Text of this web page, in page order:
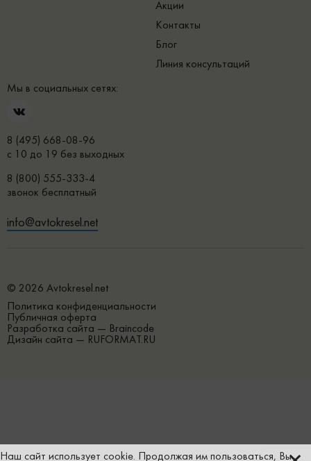
Акции
Контакты
Блог
Линия консультаций
Мы в социальных сетях:
8 (495) 668-08-96
с 10 до 19 без выходных
8 (800) 555-333-4
звонок бесплатный
info@avtokresel.net
© 2026 Avtokresel.net
Политика конфиденциальности
Публичная оферта
Разработка сайта — Braincode
Дизайн сайта — RUFORMAT.RU
Наш сайт использует cookie. Продолжая им пользоваться, Вы